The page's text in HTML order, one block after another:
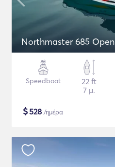
Northmaster 685 Open
Speedboat
22 ft
7 μ.
$528 /ημέρα